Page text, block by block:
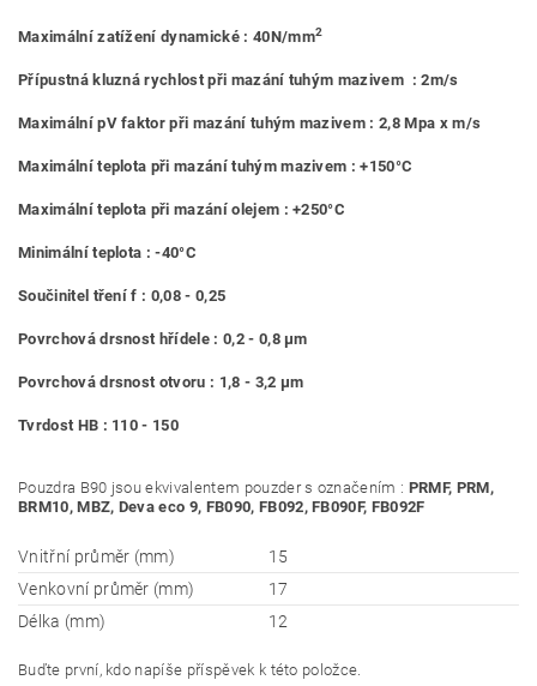
Maximální zatížení dynamické : 40N/mm2
Přípustná kluzná rychlost při mazání tuhým mazivem : 2m/s
Maximální pV faktor při mazání tuhým mazivem : 2,8 Mpa x m/s
Maximální teplota při mazání tuhým mazivem : +150°C
Maximální teplota při mazání olejem : +250°C
Minimální teplota : -40°C
Součinitel tření f : 0,08 - 0,25
Povrchová drsnost hřídele : 0,2 - 0,8 μm
Povrchová drsnost otvoru : 1,8 - 3,2 μm
Tvrdost HB : 110 - 150
Pouzdra B90 jsou ekvivalentem pouzder s označením : PRMF, PRM,
BRM10, MBZ, Deva eco 9, FB090, FB092, FB090F, FB092F
Vnitřní průměr (mm)
15
Venkovní průměr (mm)
17
Délka (mm)
12
Buďte první, kdo napíše příspěvek k této položce.